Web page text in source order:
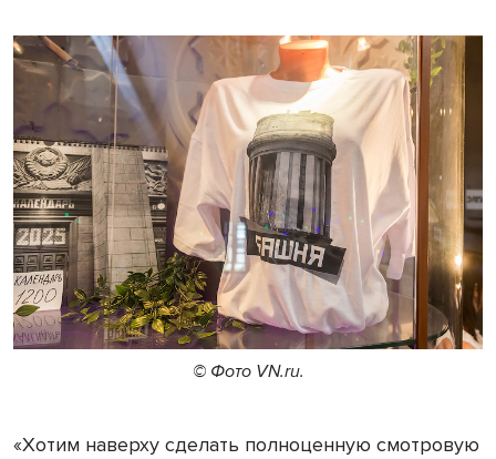
© Фото VN.ru.
«Хотим наверху сделать полноценную смотровую